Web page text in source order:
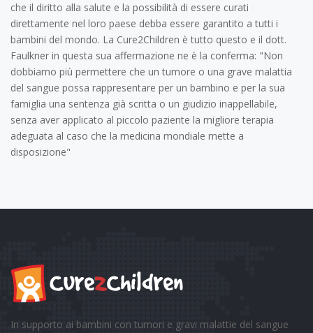
che il diritto alla salute e la possibilità di essere curati
direttamente nel loro paese debba essere garantito a tutti i
bambini del mondo. La Cure2Children è tutto questo e il dott.
Faulkner in questa sua affermazione ne è la conferma: "Non
dobbiamo più permettere che un tumore o una grave malattia
del sangue possa rappresentare per un bambino e per la sua
famiglia una sentenza già scritta o un giudizio inappellabile,
senza aver applicato al piccolo paziente la migliore terapia
adeguata al caso che la medicina mondiale mette a
disposizione"
In supporto ai bambini con tumori e gravi malattie del sangue